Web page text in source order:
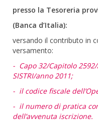
presso la Tesoreria
(Banca d’Italia):
versando il contributo in
versamento:
- Capo 32/Capitolo
SISTRI/anno 2011;
- il codice fiscale
- il numero di pratica
dell’avvenuta iscrizione.